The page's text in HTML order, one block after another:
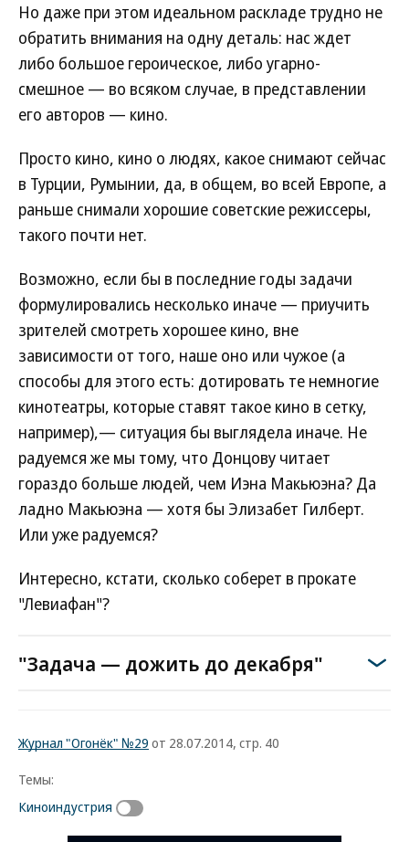
Но даже при этом идеальном раскладе трудно не
обратить внимания на одну деталь: нас ждет
либо большое героическое, либо угарно-
смешное — во всяком случае, в представлении
его авторов — кино.
Просто кино, кино о людях, какое снимают сейчас
в Турции, Румынии, да, в общем, во всей Европе, а
раньше снимали хорошие советские режиссеры,
такого почти нет.
Возможно, если бы в последние годы задачи
формулировались несколько иначе — приучить
зрителей смотреть хорошее кино, вне
зависимости от того, наше оно или чужое (а
способы для этого есть: дотировать те немногие
кинотеатры, которые ставят такое кино в сетку,
например),— ситуация бы выглядела иначе. Не
радуемся же мы тому, что Донцову читает
гораздо больше людей, чем Иэна Макьюэна? Да
ладно Макьюэна — хотя бы Элизабет Гилберт.
Или уже радуемся?
Интересно, кстати, сколько соберет в прокате
"Левиафан"?
"Задача — дожить до декабря"
Журнал "Огонёк" №29 от 28.07.2014, стр. 40
Темы:
Киноиндустрия